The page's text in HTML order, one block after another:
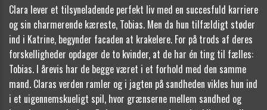
Clara lever et tilsyneladende perfekt liv med en succesfuld karriere
og sin charmerende kæreste, Tobias. Men da hun tilfældigt støder
ind i Katrine, begynder facaden at krakelere. For på trods af deres
forskelligheder opdager de to kvinder, at de har én ting til fælles:
Tobias. I årevis har de begge været i et forhold med den samme
mand. Claras verden ramler og i jagten på sandheden vikles hun ind
i et uigennemskueligt spil, hvor grænserne mellem sandhed og